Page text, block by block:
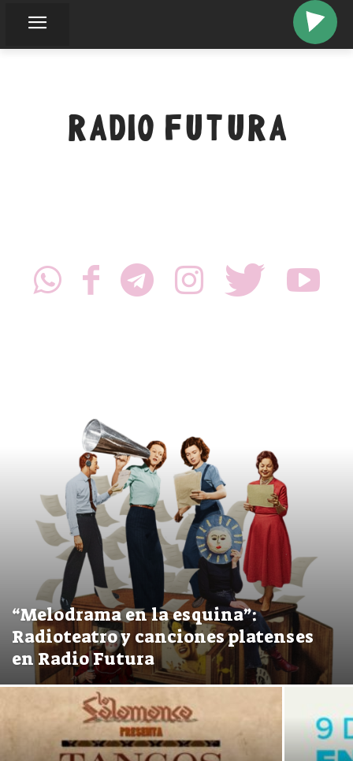
RADIO FUTURA
“Melodrama en la esquina”:
Radioteatro y canciones platenses
en Radio Futura